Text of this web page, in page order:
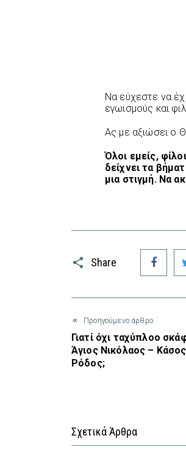
Να εύχεστε να
εγωισμούς και
Ας με αξιώσει ο
Όλοι εμείς,
δείχνει τα
μια στιγμή. Να
Share
Προηγούμενο άρθρο
Γιατί όχι ταχύπλοο
Άγιος Νικόλαος –
Ρόδος;
Σχετικά Άρθρα